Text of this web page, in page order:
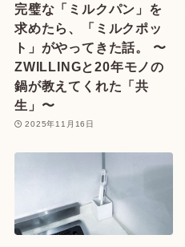
完璧な「ミルクパン」を
求めたら、「ミルクポッ
ト」がやってきた話。 〜
ZWILLINGと20年モノの
鍋が教えてくれた「共
生」〜
2025年11月16日